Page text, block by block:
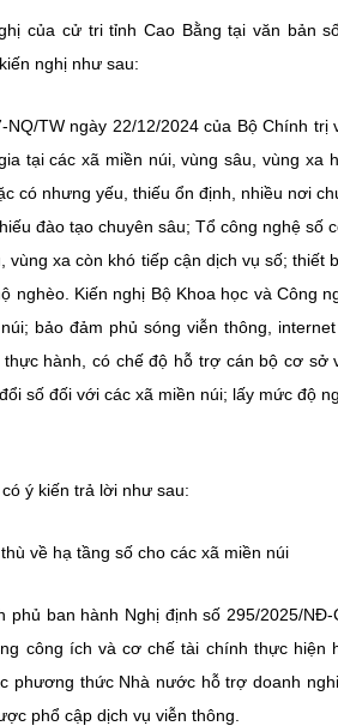
của cử tri tỉnh Cao Bằng tại văn bản
nghị như sau:
TW ngày 22/12/2024 của Bộ Chính
tại các xã miền núi, vùng sâu, vùng xa
có nhưng yếu, thiếu ổn định, nhiều nơi
đào tạo chuyên sâu; Tổ công nghệ số
xa còn khó tiếp cận dịch vụ số; thiết
nghèo. Kiến nghị Bộ Khoa học và Công
bảo đảm phủ sóng viễn thông,
hành, có chế độ hỗ trợ cán bộ cơ sở
số đối với các xã miền núi; lấy mức độ
ý kiến trả lời như sau:
về hạ tầng số cho các xã miền núi
ban hành Nghị định số 295/2025/
công ích và cơ chế tài chính thực hiện
phương thức Nhà nước hỗ trợ doanh
phổ cập dịch vụ viễn thông.